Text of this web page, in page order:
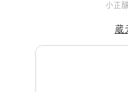
小正
蔵